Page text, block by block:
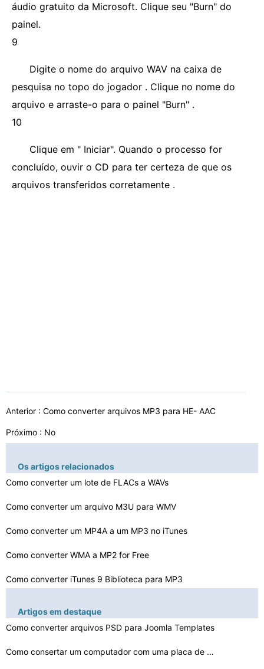
áudio gratuito da Microsoft. Clique seu "Burn" do
painel.
9
Digite o nome do arquivo WAV na caixa de
pesquisa no topo do jogador . Clique no nome do
arquivo e arraste-o para o painel "Burn" .
10
Clique em " Iniciar". Quando o processo for
concluído, ouvir o CD para ter certeza de que os
arquivos transferidos corretamente .
Anterior : Como converter arquivos MP3 para HE- AAC
Próximo : No
Os artigos relacionados
Como converter um lote de FLACs a WAVs
Como converter um arquivo M3U ​​para WMV
Como converter um MP4A a um MP3 no iTunes
Como converter WMA a MP2 for Free
Como converter iTunes 9 Biblioteca para MP3
Como converter vídeo para dispositivos móveis
Como converter A3L e M3U Playlist no Ubuntu
Artigos em destaque
Como converter arquivos PSD para Joomla Templates
Como consertar um computador com uma placa de vírus Te…